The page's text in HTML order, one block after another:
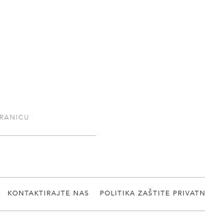
KONTAKTIRAJTE NAS POLITIKA ZAŠTITE